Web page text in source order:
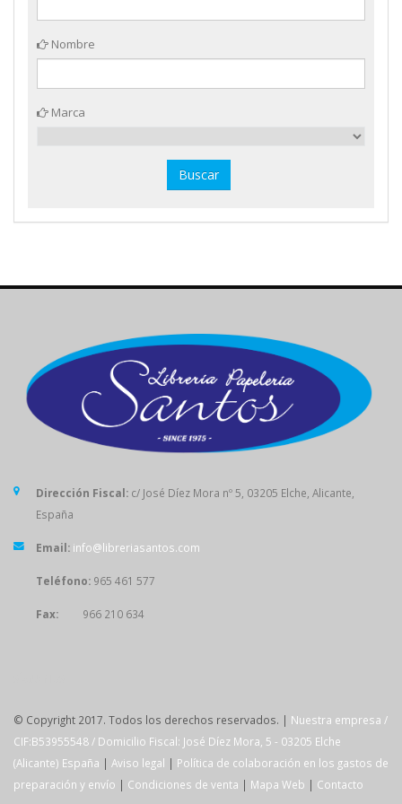
Nombre
Marca
Dirección Fiscal: c/ José Díez Mora nº 5, 03205 Elche, Alicante,
España
Email: info@libreriasantos.com
Teléfono: 965 461 577
Fax: 966 210 634
© Copyright 2017. Todos los derechos reservados. | Nuestra empresa /
CIF:B53955548 / Domicilio Fiscal: José Díez Mora, 5 - 03205 Elche
(Alicante) España | Aviso legal | Política de colaboración en los gastos de
preparación y envío | Condiciones de venta | Mapa Web | Contacto